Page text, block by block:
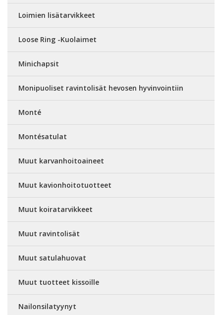
Loimien lisätarvikkeet
Loose Ring -Kuolaimet
Minichapsit
Monipuoliset ravintolisät hevosen hyvinvointiin
Monté
Montésatulat
Muut karvanhoitoaineet
Muut kavionhoitotuotteet
Muut koiratarvikkeet
Muut ravintolisät
Muut satulahuovat
Muut tuotteet kissoille
Nailonsilatyynyt